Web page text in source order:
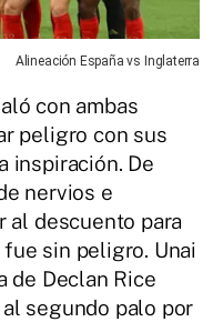
Alineación España vs Inglaterra
con ambas
peligro con sus
inspiración. De
nervios e
al descuento para
sin peligro. Unai
de Declan Rice
segundo palo por